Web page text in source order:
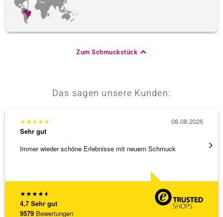
Zum Schmuckstück
Das sagen unsere Kunden:
★★★★★
4,7 Sehr gut
9579 Bewertungen
★★★★★
Sehr gut
Immer wieder schöne Erlebnisse mit neuem Schmuck
08.08.2026